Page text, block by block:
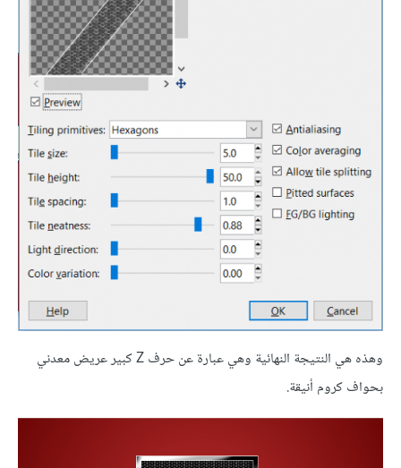
وهذه هي النتيجة النهائية وهي عبارة عن حرف Z كبير عريض معدني
بحواف كروم أنيقة.